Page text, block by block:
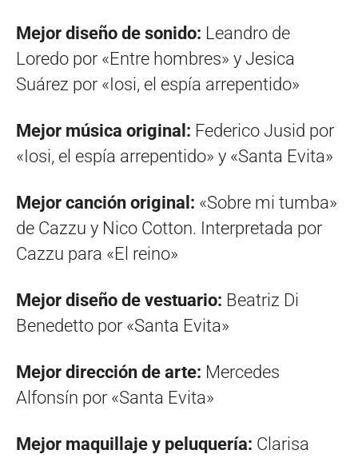
Mejor diseño de sonido: Leandro de
Loredo por «Entre hombres» y Jesica
Suárez por «Iosi, el espía arrepentido»
Mejor música original: Federico Jusid por
«Iosi, el espía arrepentido» y «Santa Evita»
Mejor canción original: «Sobre mi tumba»
de Cazzu y Nico Cotton. Interpretada por
Cazzu para «El reino»
Mejor diseño de vestuario: Beatriz Di
Benedetto por «Santa Evita»
Mejor dirección de arte: Mercedes
Alfonsín por «Santa Evita»
Mejor maquillaje y peluquería: Clarisa